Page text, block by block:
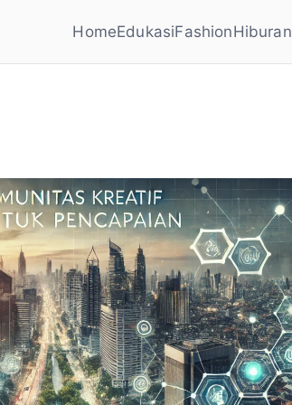
HomeEdukasiFashionHiburan